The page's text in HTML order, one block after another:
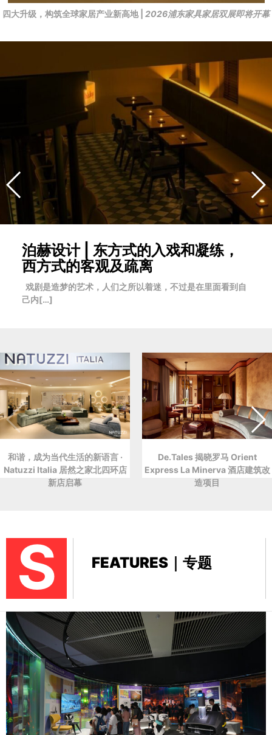
四大升级，构筑全球家居产业新高地 | 2026浦东家具家居双展即将开幕
泊赫设计 | 东方式的入戏和凝练，
西方式的客观及疏离
戏剧是造梦的艺术，人们之所以着迷，不过是在里面看到自
己内[…]
和谐，成为当代生活的新语言 ·
Natuzzi Italia 居然之家北四环店
新店启幕
De.Tales 揭晓罗马 Orient
Express La Minerva 酒店建筑改
造项目
S FEATURES｜专题